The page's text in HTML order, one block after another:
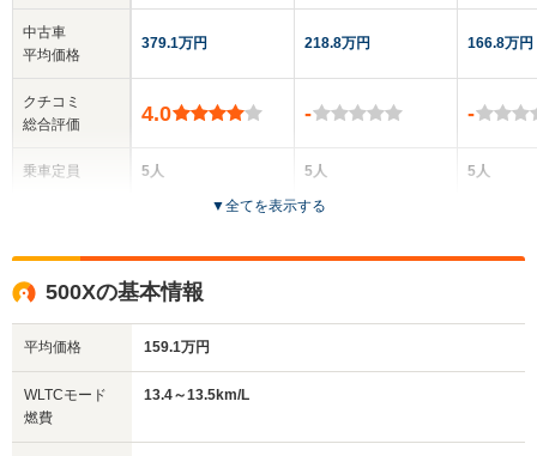
中古車
平均価格
クチコミ
総合評価
乗車定員
サイズ
(全長x全幅x全高)
379.1万円
4.0
5人
全高
1.6m
全幅
1.78m
218.8万円
-
5人
5ドア
166.8万円
-
5人
▼全てを表示する
500Xの基本情報
平均価格 159.1万円
WLTCモード
燃費
13.4～13.5km/L